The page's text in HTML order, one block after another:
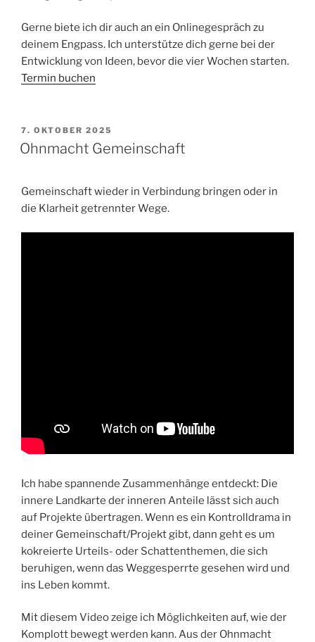
Gerne biete ich dir auch an ein Onlinegespräch zu
deinem Engpass. Ich unterstütze dich gerne bei der
Entwicklung von Ideen, bevor die vier Wochen starten.
Termin buchen
VERÖFFENTLICHT
AM
7. OKTOBER 2025
Ohnmacht Gemeinschaft
Gemeinschaft wieder in Verbindung bringen oder in
die Klarheit getrennter Wege.
Ich habe spannende Zusammenhänge entdeckt: Die
innere Landkarte der inneren Anteile lässt sich auch
auf Projekte übertragen. Wenn es ein Kontrolldrama in
deiner Gemeinschaft/Projekt gibt, dann geht es um
kokreierte Urteils- oder Schattenthemen, die sich
beruhigen, wenn das Weggesperrte gesehen wird und
ins Leben kommt.
Mit diesem Video zeige ich Möglichkeiten auf, wie der
Komplott bewegt werden kann. Aus der Ohnmacht